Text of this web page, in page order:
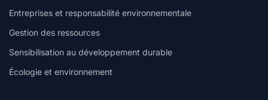
Entreprises et responsabilité environnementale
Gestion des ressources
Sensibilisation au développement durable
Écologie et environnement